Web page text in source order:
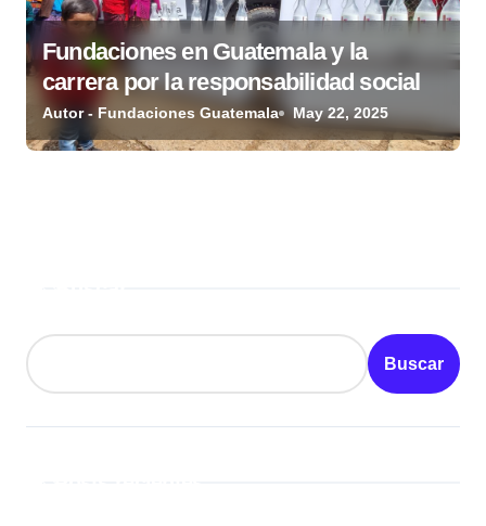
Fundaciones en Guatemala y la
carrera por la responsabilidad social
Autor - Fundaciones Guatemala May 22, 2025
Buscar